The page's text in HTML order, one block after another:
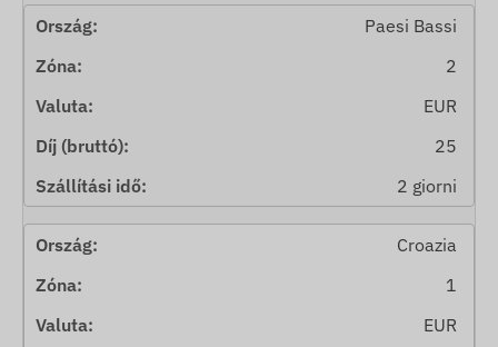
Paesi Bassi
2
EUR
25
2 giorni
Croazia
1
EUR